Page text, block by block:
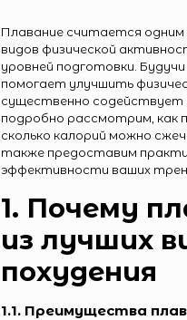
Плавание считается
видов физической
уровней подготовки.
помогает улучшить
существенно
подробно рассмотрим, как
сколько калорий можно
также предоставим
эффективности ваших
1. Почему
из лучших
похудения
1.1. Преимущества